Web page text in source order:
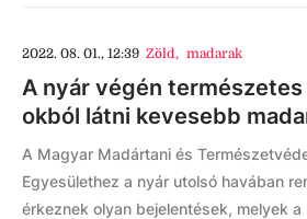
2022. 08. 01., 12:39 Zöld, madarak
A nyár végén természetes
okból látni kevesebb
A Magyar Madártani és
Egyesülethez a nyár utolsó havában
érkeznek olyan bejelentések, melyek